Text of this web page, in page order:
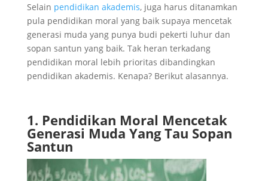
Selain pendidikan akademis, juga harus ditanamkan
pula pendidikan moral yang baik supaya mencetak
generasi muda yang punya budi pekerti luhur dan
sopan santun yang baik. Tak heran terkadang
pendidikan moral lebih prioritas dibandingkan
pendidikan akademis. Kenapa? Berikut alasannya.
1. Pendidikan Moral Mencetak
Generasi Muda Yang Tau Sopan
Santun